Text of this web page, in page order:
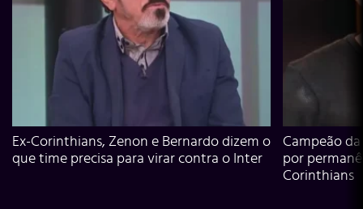
Ex-Corinthians, Zenon e Bernardo dizem o
que time precisa para virar contra o Inter
Campeão
por
Corinthians